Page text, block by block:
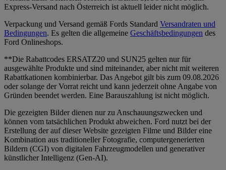
Express-Versand nach Österreich ist aktuell leider nicht möglich.
Verpackung und Versand gemäß Fords Standard Versandraten und
Bedingungen. Es gelten die allgemeine Geschäftsbedingungen des
Ford Onlineshops.
**Die Rabattcodes ERSATZ20 und SUN25 gelten nur für
ausgewählte Produkte und sind miteinander, aber nicht mit weiteren
Rabattkationen kombinierbar. Das Angebot gilt bis zum 09.08.2026
oder solange der Vorrat reicht und kann jederzeit ohne Angabe von
Gründen beendet werden. Eine Barauszahlung ist nicht möglich.
Die gezeigten Bilder dienen nur zu Anschauungszwecken und
können vom tatsächlichen Produkt abweichen. Ford nutzt bei der
Erstellung der auf dieser Website gezeigten Filme und Bilder eine
Kombination aus traditioneller Fotografie, computergenerierten
Bildern (CGI) von digitalen Fahrzeugmodellen und generativer
künstlicher Intelligenz (Gen-AI).